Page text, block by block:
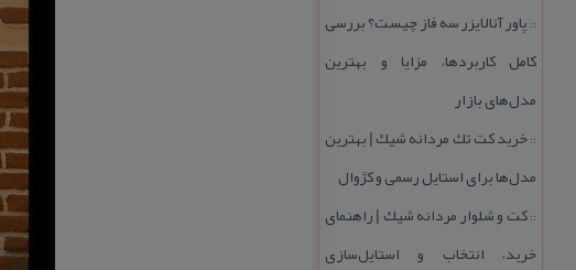
:: پاور آنالایزر سه فاز چیست؟ بررسی
كامل كاربردها، مزایا و بهترین
مدل‌های بازار
::خرید كت تك مردانه شیك | بهترین
مدل‌ها برای استایل رسمی و كژوال
::كت و شلوار مردانه شیك | راهنمای
خرید، انتخاب و استایل‌سازی